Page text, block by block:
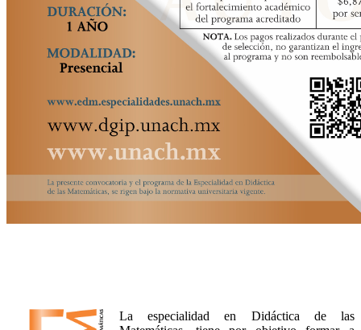
La especialidad en Didáctica de las